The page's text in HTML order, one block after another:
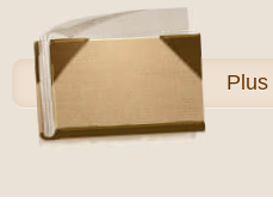
Plus